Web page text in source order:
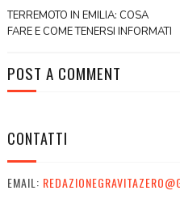
TERREMOTO IN EMILIA: COSA
FARE E COME TENERSI INFORMATI
POST A COMMENT
CONTATTI
EMAIL: